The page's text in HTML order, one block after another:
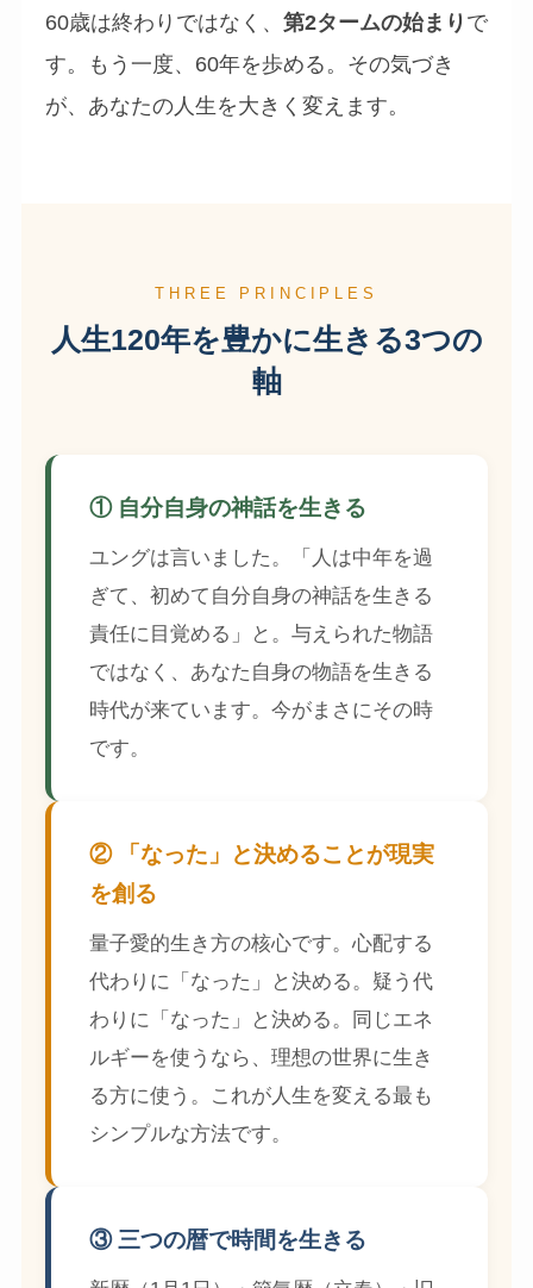
60歳は終わりではなく、 第2タームの始まり で
す。もう一度、60年を歩める。その気づき
が、あなたの人生を大きく変えます。
THREE PRINCIPLES
人生120年を豊かに生きる3つの
軸
① 自分自身の神話を生きる
ユングは言いました。「人は中年を過
ぎて、初めて自分自身の神話を生きる
責任に目覚める」と。与えられた物語
ではなく、あなた自身の物語を生きる
時代が来ています。今がまさにその時
です。
② 「なった」と決めることが現実
を創る
量子愛的生き方の核心です。心配する
代わりに「なった」と決める。疑う代
わりに「なった」と決める。同じエネ
ルギーを使うなら、理想の世界に生き
る方に使う。これが人生を変える最も
シンプルな方法です。
③ 三つの暦で時間を生きる